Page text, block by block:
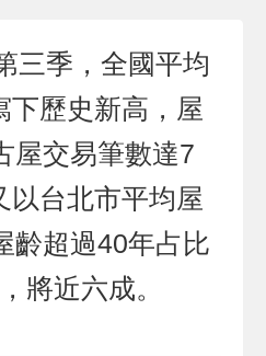
三季，全國平均
下歷史新高，屋
屋交易筆數達7
以台北市平均屋
齡超過40年占比
將近六成。